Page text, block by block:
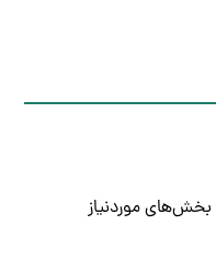
بخش‌های موردنیاز